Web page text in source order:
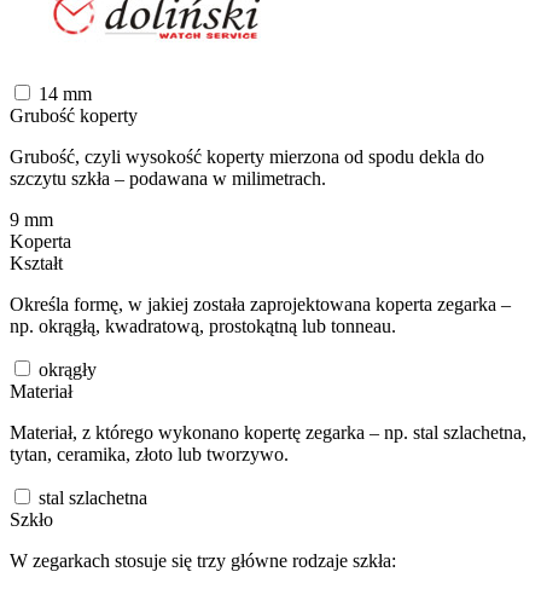
14 mm
Grubość koperty
Grubość, czyli wysokość koperty mierzona od spodu dekla do
szczytu szkła – podawana w milimetrach.
9 mm
Koperta
Kształt
Określa formę, w jakiej została zaprojektowana koperta zegarka –
np. okrągłą, kwadratową, prostokątną lub tonneau.
okrągły
Materiał
Materiał, z którego wykonano kopertę zegarka – np. stal szlachetna,
tytan, ceramika, złoto lub tworzywo.
stal szlachetna
Szkło
W zegarkach stosuje się trzy główne rodzaje szkła: